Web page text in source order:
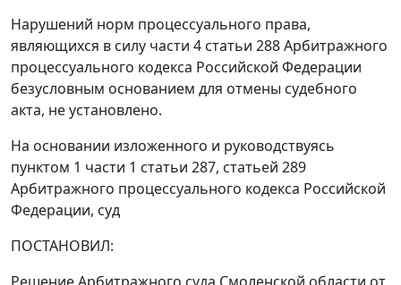
Нарушений норм процессуального права,
являющихся в силу части 4 статьи 288 Арбитражного
процессуального кодекса Российской Федерации
безусловным основанием для отмены судебного
акта, не установлено.
На основании изложенного и руководствуясь
пунктом 1 части 1 статьи 287, статьей 289
Арбитражного процессуального кодекса Российской
Федерации, суд
ПОСТАНОВИЛ: